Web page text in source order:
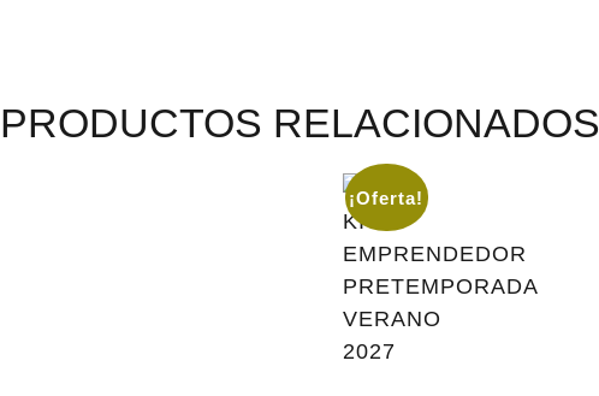
PRODUCTOS RELACIONADOS
¡Oferta!